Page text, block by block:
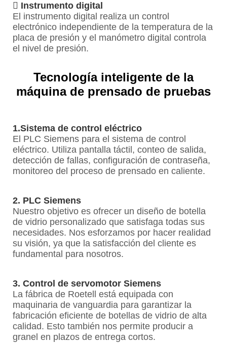
 Instrumento digital
El instrumento digital realiza un control
electrónico independiente de la temperatura de la
placa de presión y el manómetro digital controla
el nivel de presión.
Tecnología inteligente de la
máquina de prensado de pruebas
1.Sistema de control eléctrico
El PLC Siemens para el sistema de control
eléctrico. Utiliza pantalla táctil, conteo de salida,
detección de fallas, configuración de contraseña,
monitoreo del proceso de prensado en caliente.
2. PLC Siemens
Nuestro objetivo es ofrecer un diseño de botella
de vidrio personalizado que satisfaga todas sus
necesidades. Nos esforzamos por hacer realidad
su visión, ya que la satisfacción del cliente es
fundamental para nosotros.
3. Control de servomotor Siemens
La fábrica de Roetell está equipada con
maquinaria de vanguardia para garantizar la
fabricación eficiente de botellas de vidrio de alta
calidad. Esto también nos permite producir a
granel en plazos de entrega cortos.